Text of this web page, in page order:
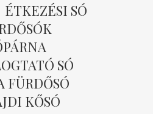
SÓ
SÓ
FÜRDŐSÓ
KŐSÓ